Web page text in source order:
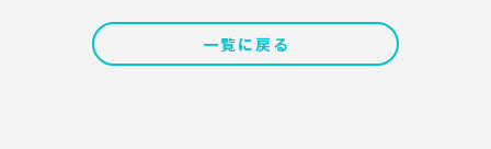
一覧に戻る